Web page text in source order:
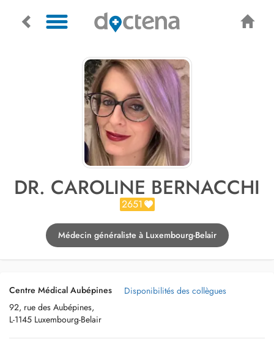
DR. CAROLINE BERNACCHI
2651
Médecin généraliste à Luxembourg-Belair
Centre Médical Aubépines
92, rue des Aubépines,
L-1145 Luxembourg-Belair
Disponibilités des collègues